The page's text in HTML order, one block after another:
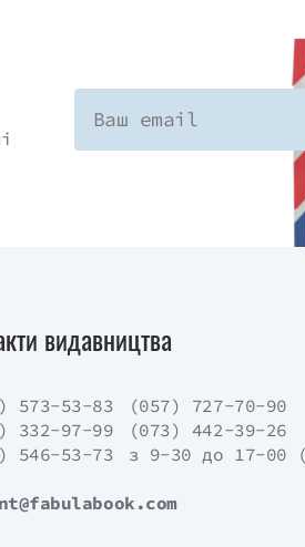
видавництва
573-53-83
(057) 727-70-90
332-97-99
(073) 442-39-26
546-53-73
з 9-30 до 17-00